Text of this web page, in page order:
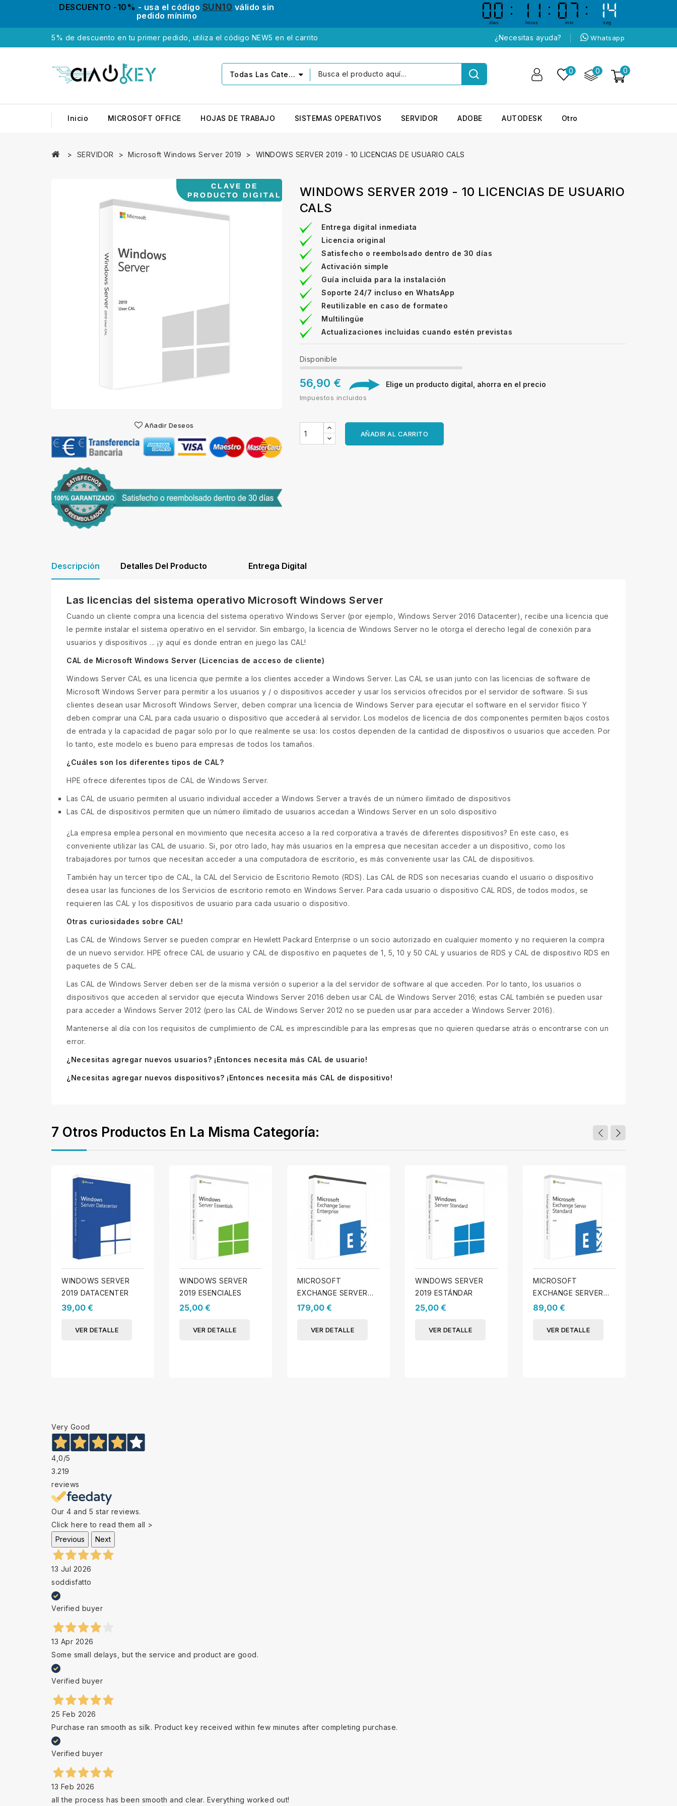
DESCUENTO -10% - usa el código SUN10 válido sin
pedido mínimo
00
00
dias
11
11
horas
07
07
min
13
13
seg
5% de descuento en tu primer pedido, utiliza el código NEW5 en el carrito Whatsapp
¿Necesitas ayuda?
0
0
0
Todas Las Categorías
Inicio MICROSOFT OFFICE HOJAS DE TRABAJO SISTEMAS OPERATIVOS SERVIDOR ADOBE AUTODESK Otro
SERVIDOR Microsoft Windows Server 2019 WINDOWS SERVER 2019 - 10 LICENCIAS DE USUARIO CALS
Añadir Deseos
WINDOWS SERVER 2019 - 10 LICENCIAS DE USUARIO
CALS
Entrega digital inmediata
Licencia original
Satisfecho o reembolsado dentro de 30 días
Activación simple
Guía incluida para la instalación
Soporte 24/7 incluso en WhatsApp
Reutilizable en caso de formateo
Multilingüe
Actualizaciones incluidas cuando estén previstas
Disponible
56,90 € Elige un producto digital, ahorra en el precio
Impuestos incluidos
AÑADIR AL CARRITO
Descripción Detalles Del Producto Entrega Digital
Las licencias del sistema operativo Microsoft Windows Server
Cuando un cliente compra una licencia del sistema operativo Windows Server (por ejemplo, Windows Server 2016 Datacenter), recibe una licencia que
le permite instalar el sistema operativo en el servidor. Sin embargo, la licencia de Windows Server no le otorga el derecho legal de conexión para
usuarios y dispositivos ... ¡y aquí es donde entran en juego las CAL!
CAL de Microsoft Windows Server (Licencias de acceso de cliente)
Windows Server CAL es una licencia que permite a los clientes acceder a Windows Server. Las CAL se usan junto con las licencias de software de
Microsoft Windows Server para permitir a los usuarios y / o dispositivos acceder y usar los servicios ofrecidos por el servidor de software. Si sus
clientes desean usar Microsoft Windows Server, deben comprar una licencia de Windows Server para ejecutar el software en el servidor físico Y
deben comprar una CAL para cada usuario o dispositivo que accederá al servidor. Los modelos de licencia de dos componentes permiten bajos costos
de entrada y la capacidad de pagar solo por lo que realmente se usa: los costos dependen de la cantidad de dispositivos o usuarios que acceden. Por
lo tanto, este modelo es bueno para empresas de todos los tamaños.
¿Cuáles son los diferentes tipos de CAL?
HPE ofrece diferentes tipos de CAL de Windows Server.
Las CAL de usuario permiten al usuario individual acceder a Windows Server a través de un número ilimitado de dispositivos
Las CAL de dispositivos permiten que un número ilimitado de usuarios accedan a Windows Server en un solo dispositivo
¿La empresa emplea personal en movimiento que necesita acceso a la red corporativa a través de diferentes dispositivos? En este caso, es
conveniente utilizar las CAL de usuario. Si, por otro lado, hay más usuarios en la empresa que necesitan acceder a un dispositivo, como los
trabajadores por turnos que necesitan acceder a una computadora de escritorio, es más conveniente usar las CAL de dispositivos.
También hay un tercer tipo de CAL, la CAL del Servicio de Escritorio Remoto (RDS). Las CAL de RDS son necesarias cuando el usuario o dispositivo
desea usar las funciones de los Servicios de escritorio remoto en Windows Server. Para cada usuario o dispositivo CAL RDS, de todos modos, se
requieren las CAL y los dispositivos de usuario para cada usuario o dispositivo.
Otras curiosidades sobre CAL!
Las CAL de Windows Server se pueden comprar en Hewlett Packard Enterprise o un socio autorizado en cualquier momento y no requieren la compra
de un nuevo servidor. HPE ofrece CAL de usuario y CAL de dispositivo en paquetes de 1, 5, 10 y 50 CAL y usuarios de RDS y CAL de dispositivo RDS en
paquetes de 5 CAL.
Las CAL de Windows Server deben ser de la misma versión o superior a la del servidor de software al que acceden. Por lo tanto, los usuarios o
dispositivos que acceden al servidor que ejecuta Windows Server 2016 deben usar CAL de Windows Server 2016; estas CAL también se pueden usar
para acceder a Windows Server 2012 (pero las CAL de Windows Server 2012 no se pueden usar para acceder a Windows Server 2016).
Mantenerse al día con los requisitos de cumplimiento de CAL es imprescindible para las empresas que no quieren quedarse atrás o encontrarse con un
error.
¿Necesitas agregar nuevos usuarios? ¡Entonces necesita más CAL de usuario!
¿Necesitas agregar nuevos dispositivos? ¡Entonces necesita más CAL de dispositivo!
7 Otros Productos En La Misma Categoría:
WINDOWS SERVER
2019 DATACENTER
39,00 €
VER DETALLE
WINDOWS SERVER
2019 ESENCIALES
25,00 €
VER DETALLE
MICROSOFT
EXCHANGE SERVER
2019 EMPRESA
179,00 €
VER DETALLE
WINDOWS SERVER
2019 ESTÁNDAR
25,00 €
VER DETALLE
MICROSOFT
EXCHANGE SERVER
2019 ESTÁNDAR
89,00 €
VER DETALLE
Very Good
4,0/5
3.219
reviews
Our 4 and 5 star reviews.
Click here to read them all >
Previous
Next
13 Jul 2026
soddisfatto
Verified buyer
13 Apr 2026
Some small delays, but the service and product are good.
Verified buyer
25 Feb 2026
Purchase ran smooth as silk. Product key received within few minutes after completing purchase.
Verified buyer
13 Feb 2026
all the process has been smooth and clear. Everything worked out!